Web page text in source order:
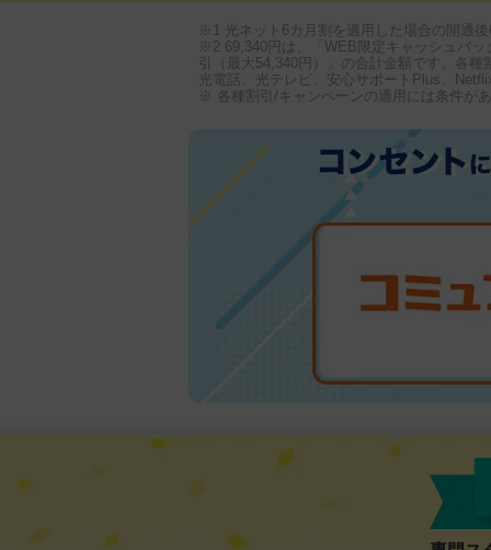
※1 光ネット6カ月割を適用した場合の開通
※2 69,340円は、「WEB限定キャッシュバ
引（最大54,340円）」の合計金額です。各
光電話、光テレビ、安心サポートPlus、
※ 各種割引/キャンペーンの適用には条件が